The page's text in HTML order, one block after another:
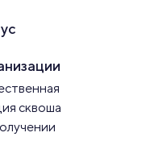
сквоша